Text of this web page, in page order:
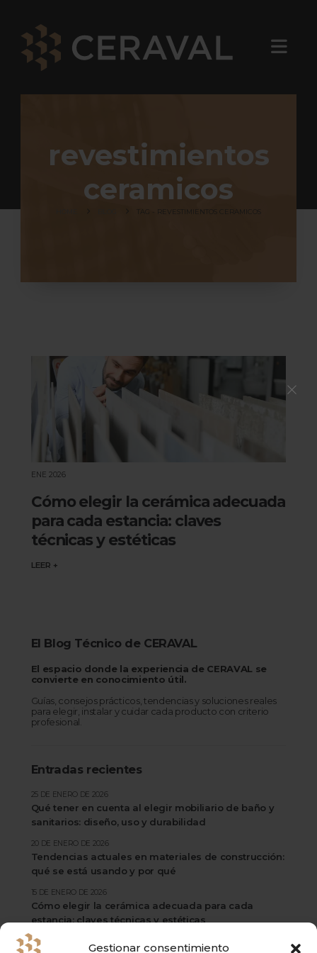
Gestionar consentimiento
revestimientos
ceramicos
TAG - REVESTIMIENTOS CERAMICOS
ENE 2026
Cómo elegir la cerámica adecuada
para cada estancia: claves
técnicas y estéticas
LEER +
El Blog Técnico de CERAVAL
El espacio donde la experiencia de CERAVAL se
convierte en conocimiento útil.
Guías, consejos prácticos, tendencias y soluciones reales
para elegir, instalar y cuidar cada producto con criterio
profesional.
Entradas recientes
Qué tener en cuenta al elegir mobiliario de baño y
sanitarios: diseño, uso y durabilidad
25 DE ENERO DE 2026
Tendencias actuales en materiales de construcción:
qué se está usando y por qué
20 DE ENERO DE 2026
Cómo elegir la cerámica adecuada para cada
estancia: claves técnicas y estéticas
15 DE ENERO DE 2026